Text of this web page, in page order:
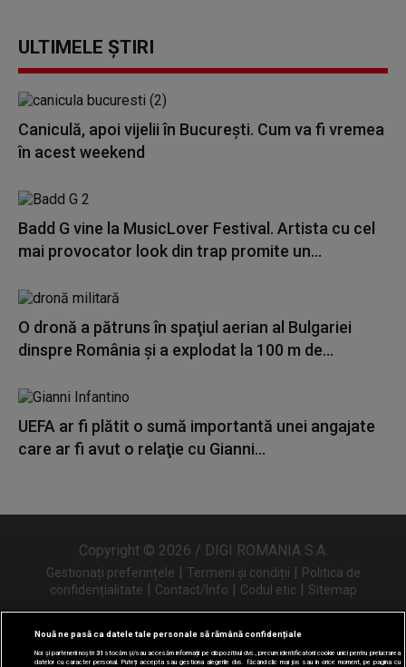
ULTIMELE ȘTIRI
Caniculă, apoi vijelii în București. Cum va fi vremea
în acest weekend
Badd G vine la MusicLover Festival. Artista cu cel
mai provocator look din trap promite un...
O dronă a pătruns în spaţiul aerian al Bulgariei
dinspre România și a explodat la 100 m de...
UEFA ar fi plătit o sumă importantă unei angajate
care ar fi avut o relaţie cu Gianni...
Copyright © 2026 / DIGI ROMANIA S.A.
Gestionați preferințele | Termeni și condiții | Politica de
confidențialitate | Contact/Info | Codul etic | Sitemap
Urmărește-ne și pe
Nouă ne pasă ca datele tale personale să rămână confidențiale
Noi și partenerii noștri31 stocăm și/sau accesăm informații pe dispozitivul dvs., precum identificatorii cookie unici pentru prelucrarea
datelor cu caracter personal. Puteți accepta sau gestiona alegerile dvs. făcând clic mai jos sau în orice moment, pe pagina cu